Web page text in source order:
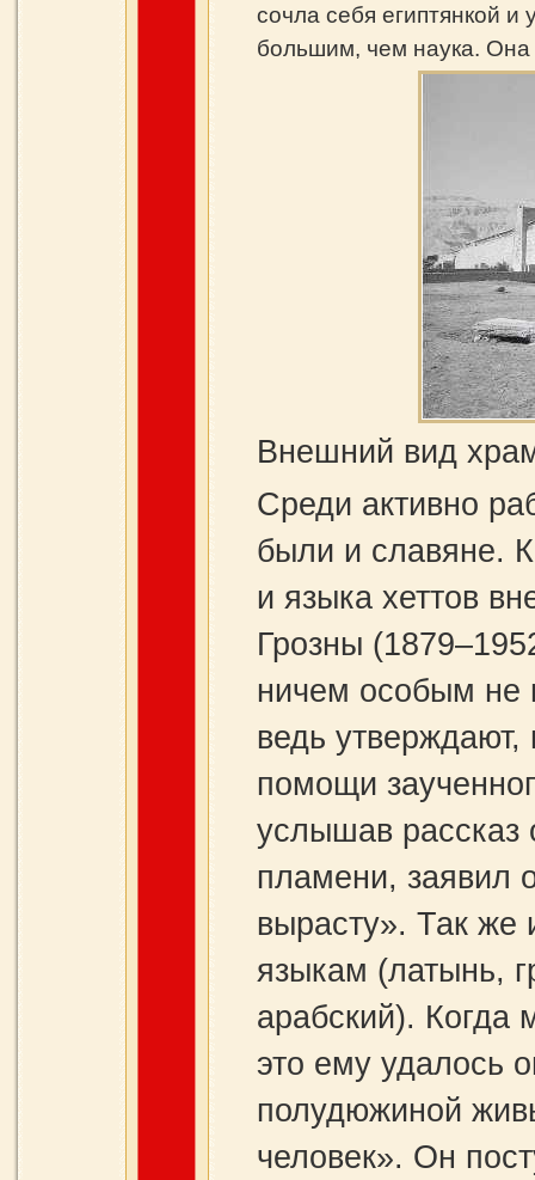
сочла себя египтянкой и
большим, чем наука. Она
Внешний вид
Среди активно
были и славяне.
и языка хеттов
Грозны
ничем особым не
ведь
помощи
услышав рассказ
пламени, заявил
вырасту». Так же
языкам (латынь,
арабский). Когда
это ему удалось
полудюжиной
человек». Он